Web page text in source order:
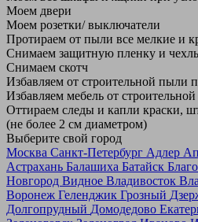
Моем двери
Моем розетки/ выключатели
Протираем от пыли все мелкие и
Снимаем защитную пленку и
Снимаем скотч
Избавляем от строительной пыли
Избавляем мебель от
Оттираем следы и капли краски,
(не более 2 см диаметром)
Выберите свой город
Москва Санкт-Петербург Адлер
Астрахань Балашиха Батайск
Новгород Видное Владивосток
Воронеж Геленджик Грозный
Долгопрудный Домодедово